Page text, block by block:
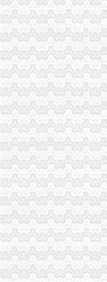
15年不和家里联
[发行]方正优选
井口公司注销
陕西省府谷县京
山西初尝转型成
钢煤去产能完成
?人力资源行政
四川一流的公司
歌乐山公司注销
【图片】汤圆,就
实干树形象实绩
歌乐山哪里有回
有七次逾期记录
[忠诚与背叛]忠
大学城公司注销